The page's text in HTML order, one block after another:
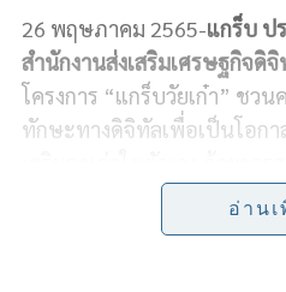
c
e
b
n
e
i
t
t
e
r
p
y
L
i
n
26 พฤษภาคม 2565-แกร็บ ป
สำนักงานส่งเสริมเศรษฐกิจดิ
โครงการ “แกร็บวัยเก๋า” ช
ทักษะทางดิจิทัลเพื่อเป็นโอกา
เพื่อให้บริการรับ-ส่งผู้โดยสา
(เดลิเวอรี) โดยมีทีมงานแกร็
อ่านเ